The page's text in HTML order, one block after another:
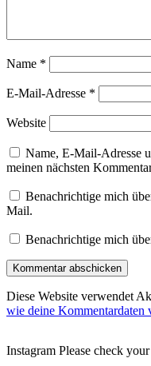
Name *
E-Mail-Adresse *
Website
Name, E-Mail-Adresse
meinen nächsten
Benachrichtige mich
Mail.
Benachrichtige mich
Diese Website verwendet
wie deine Kommentardaten
Instagram Please check